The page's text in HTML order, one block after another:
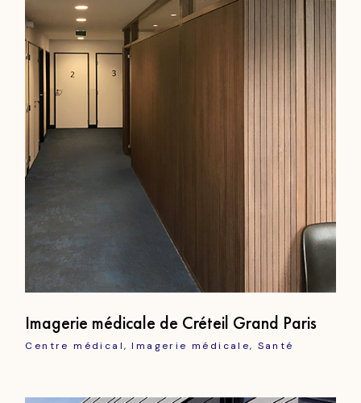
Imagerie médicale de Créteil Grand Paris
Centre médical Imagerie médicale Santé